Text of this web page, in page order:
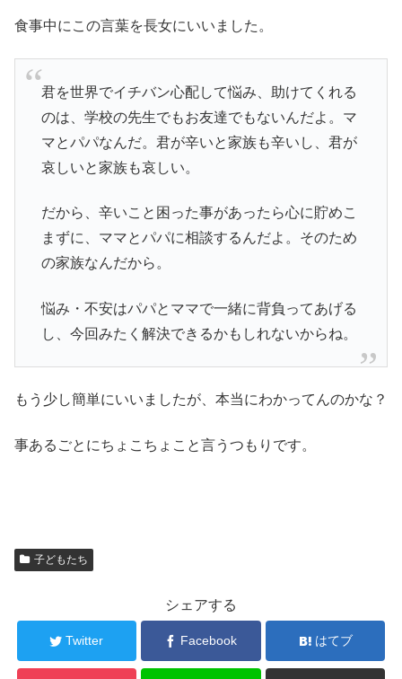
食事中にこの言葉を長女にいいました。
君を世界でイチバン心配して悩み、助けてくれる
のは、学校の先生でもお友達でもないんだよ。マ
マとパパなんだ。君が辛いと家族も辛いし、君が
哀しいと家族も哀しい。
だから、辛いこと困った事があったら心に貯めこ
まずに、ママとパパに相談するんだよ。そのため
の家族なんだから。
悩み・不安はパパとママで一緒に背負ってあげる
し、今回みたく解決できるかもしれないからね。
もう少し簡単にいいましたが、本当にわかってんのかな？
事あるごとにちょこちょこと言うつもりです。
子どもたち
シェアする
Twitter Facebook はてブ